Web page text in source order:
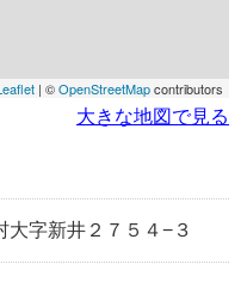
| ©OpenStreetMapcontributors
大きな地図で見る
字新井２７５４−３